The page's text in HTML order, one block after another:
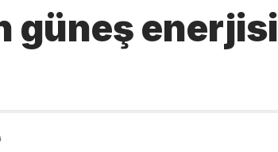
güneş enerjisi